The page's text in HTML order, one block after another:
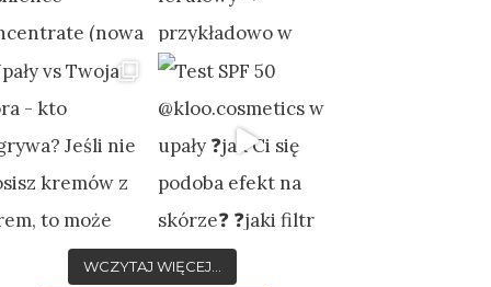
WCZYTAJ WIĘCEJ...